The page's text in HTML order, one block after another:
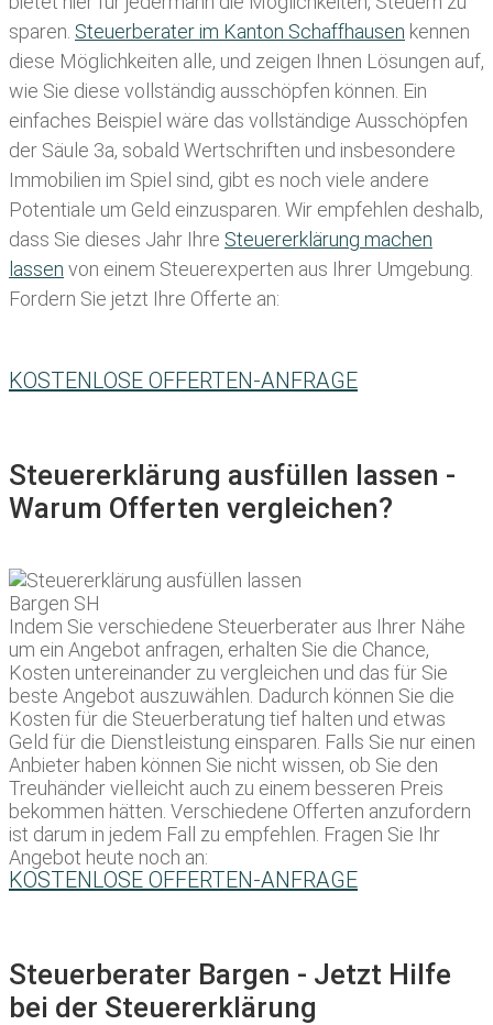
sparen. Steuerberater im K anton Schaffhausen kennen
diese Möglichkeiten alle, und zeigen Ihnen Lösungen auf,
wie Sie diese vollständig ausschöpfen können. Ein
einfaches Beispiel wäre das vollständige Ausschöpfen
der Säule 3a, sobald Wertschriften und insbesondere
Immobilien im Spiel sind, gibt es noch viele andere
Potentiale um Geld einzusparen. Wir empfehlen deshalb,
dass Sie dieses Jahr Ihre Steuererklärung machen
lassen von einem Steuerexperten aus Ihrer Umgebung.
Fordern Sie jetzt Ihre Offerte an:
KOSTENLOSE OFFERTEN-ANFRAGE
Steuererklärung ausfüllen lassen -
Warum Offerten vergleichen?
Indem Sie verschiedene Steuerberater aus Ihrer Nähe
um ein Angebot anfragen, erhalten Sie die Chance,
Kosten untereinander zu vergleichen und das für Sie
beste Angebot auszuwählen. Dadurch können Sie die
Kosten für die Steuerberatung tief halten und etwas
Geld für die Dienstleistung einsparen. Falls Sie nur einen
Anbieter haben können Sie nicht wissen, ob Sie den
Treuhänder vielleicht auch zu einem besseren Preis
bekommen hätten. Verschiedene Offerten anzufordern
ist darum in jedem Fall zu empfehlen. Fragen Sie Ihr
Angebot heute noch an:
KOSTENLOSE OFFERTEN-ANFRAGE
Steuerberater Bargen - Jetzt Hilfe
bei der Steuererklärung